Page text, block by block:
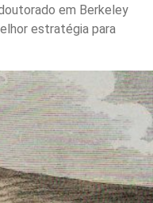
em Berkeley
estratégia para